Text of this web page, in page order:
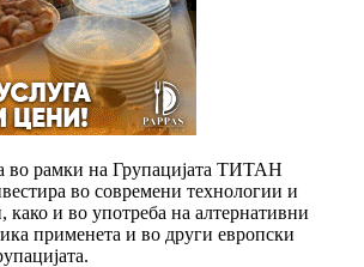
во рамки на Групацијата ТИТАН
во современи технологии и
и во употреба на алтернативни
применета и во други европски